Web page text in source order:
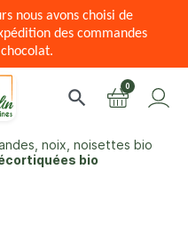
nous avons choisi de
des commandes
search 0
noix, noisettes bio
bio